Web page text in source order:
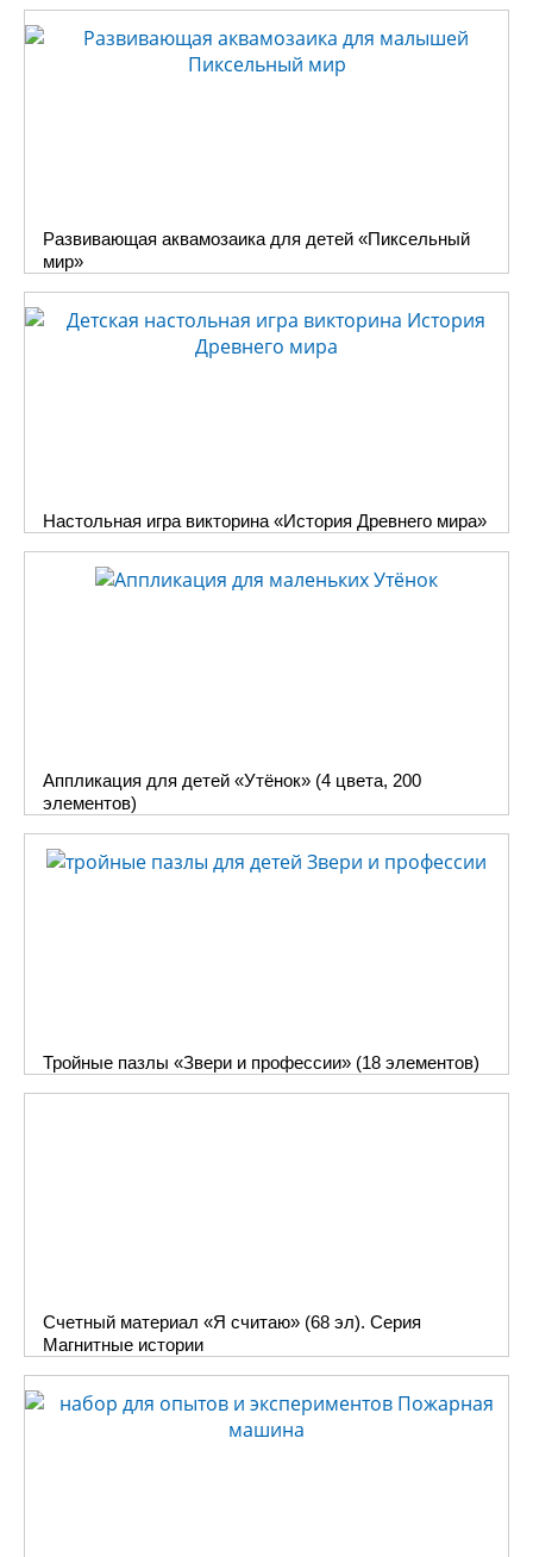
полученным результатом и будет
больше стремиться к новым
вас цене и гарантированной
Развивающая аквамозаика для детей «Пиксельный
мир»
Настольная игра викторина «История Древнего мира»
Аппликация для детей «Утёнок» (4 цвета, 200
элементов)
Тройные пазлы «Звери и профессии» (18 элементов)
Счетный материал «Я считаю» (68 эл). Серия
Магнитные истории